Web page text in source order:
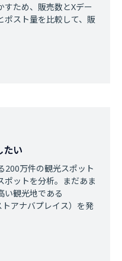
すため、販売数とXデー
ポスト量を比較して、販
たい
200万件の観光スポット
ポットを分析。まだあま
い観光地である
アナバプレイス）を発